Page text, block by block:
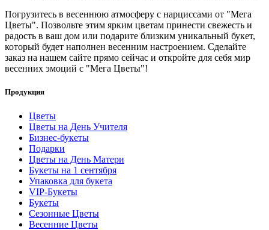
Погрузитесь в весеннюю атмосферу с нарциссами от "Мега
Цветы". Позвольте этим ярким цветам принести свежесть и
радость в ваш дом или подарите близким уникальный букет,
который будет наполнен весенним настроением. Сделайте
заказ на нашем сайте прямо сейчас и откройте для себя мир
весенних эмоций с "Мега Цветы"!
Продукция
Цветы
Цветы на День Учителя
Бизнес-букеты
Подарки
Цветы на День Матери
Букеты на 1 сентября
Упаковка для букета
VIP-Букеты
Букеты
Сезонные Цветы
Весенние Цветы